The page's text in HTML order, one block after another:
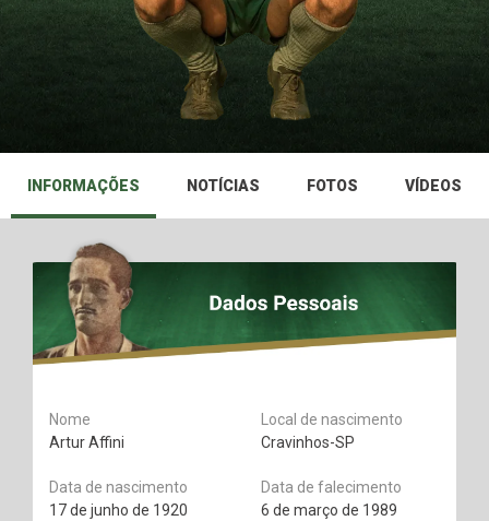
INFORMAÇÕES NOTÍCIAS FOTOS VÍDEOS
Nome
Artur Affini
Data de nascimento
17 de junho de 1920
Local de nascimento
Cravinhos-SP
Data de falecimento
6 de março de 1989